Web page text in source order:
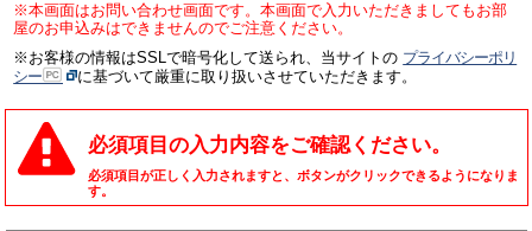
※本画面はお問い合わせ画面です。本画面で入力いただきましてもお部
屋のお申込みはできませんのでご注意ください。
※お客様の情報はSSLで暗号化して送られ、当サイトの プライバシーポリ
シー
に基づいて厳重に取り扱いさせていただきます。
必須項目の入力内容をご確認ください。
必須項目が正しく入力されますと、ボタンがクリックできるようになりま
す。